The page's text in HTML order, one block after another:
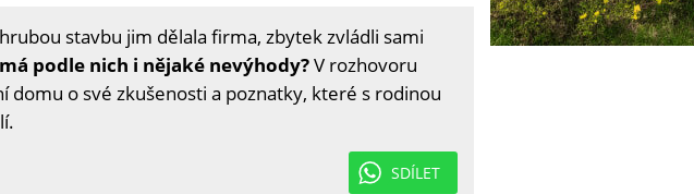
stavbu jim dělala firma, zbytek zvládli sami
podle nich i nějaké nevýhody?V rozhovoru
domu o své zkušenosti a poznatky, které s rodinou
SDÍLET